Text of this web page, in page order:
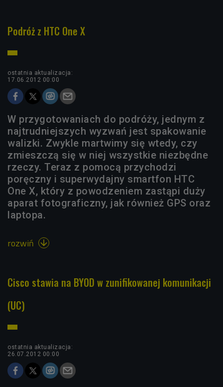
Podróż z HTC One X
ostatnia aktualizacja:
17.06.2012 00:00
W przygotowaniach do podróży, jednym z
najtrudniejszych wyzwań jest spakowanie
walizki. Zwykle martwimy się wtedy, czy
zmieszczą się w niej wszystkie niezbędne
rzeczy. Teraz z pomocą przychodzi
poręczny i superwydajny smartfon HTC
One X, który z powodzeniem zastąpi duży
aparat fotograficzny, jak również GPS oraz
laptopa.
rozwiń 
Cisco stawia na BYOD w zunifikowanej komunikacji
(UC)
ostatnia aktualizacja:
26.07.2012 00:00